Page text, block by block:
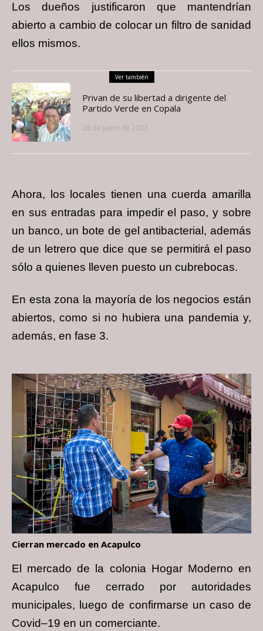
Los dueños justificaron que mantendrían
abierto a cambio de colocar un filtro de sanidad
ellos mismos.
Ver también
Privan de su libertad a dirigente del
Partido Verde en Copala
28 de junio de 2023
Ahora, los locales tienen una cuerda amarilla
en sus entradas para impedir el paso, y sobre
un banco, un bote de gel antibacterial, además
de un letrero que dice que se permitirá el paso
sólo a quienes lleven puesto un cubrebocas.
En esta zona la mayoría de los negocios están
abiertos, como si no hubiera una pandemia y,
además, en fase 3.
Cierran mercado en Acapulco
El mercado de la colonia Hogar Moderno en
Acapulco fue cerrado por autoridades
municipales, luego de confirmarse un caso de
Covid–19 en un comerciante.